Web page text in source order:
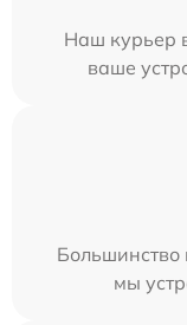
Наш курьер
ваше
Большинство
мы